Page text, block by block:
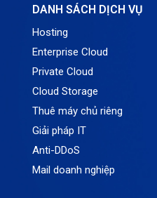
DANH SÁCH DỊCH VỤ
Hosting
Enterprise Cloud
Private Cloud
Cloud Storage
Thuê máy chủ riêng
Giải pháp IT
Anti-DDoS
Mail doanh nghiệp